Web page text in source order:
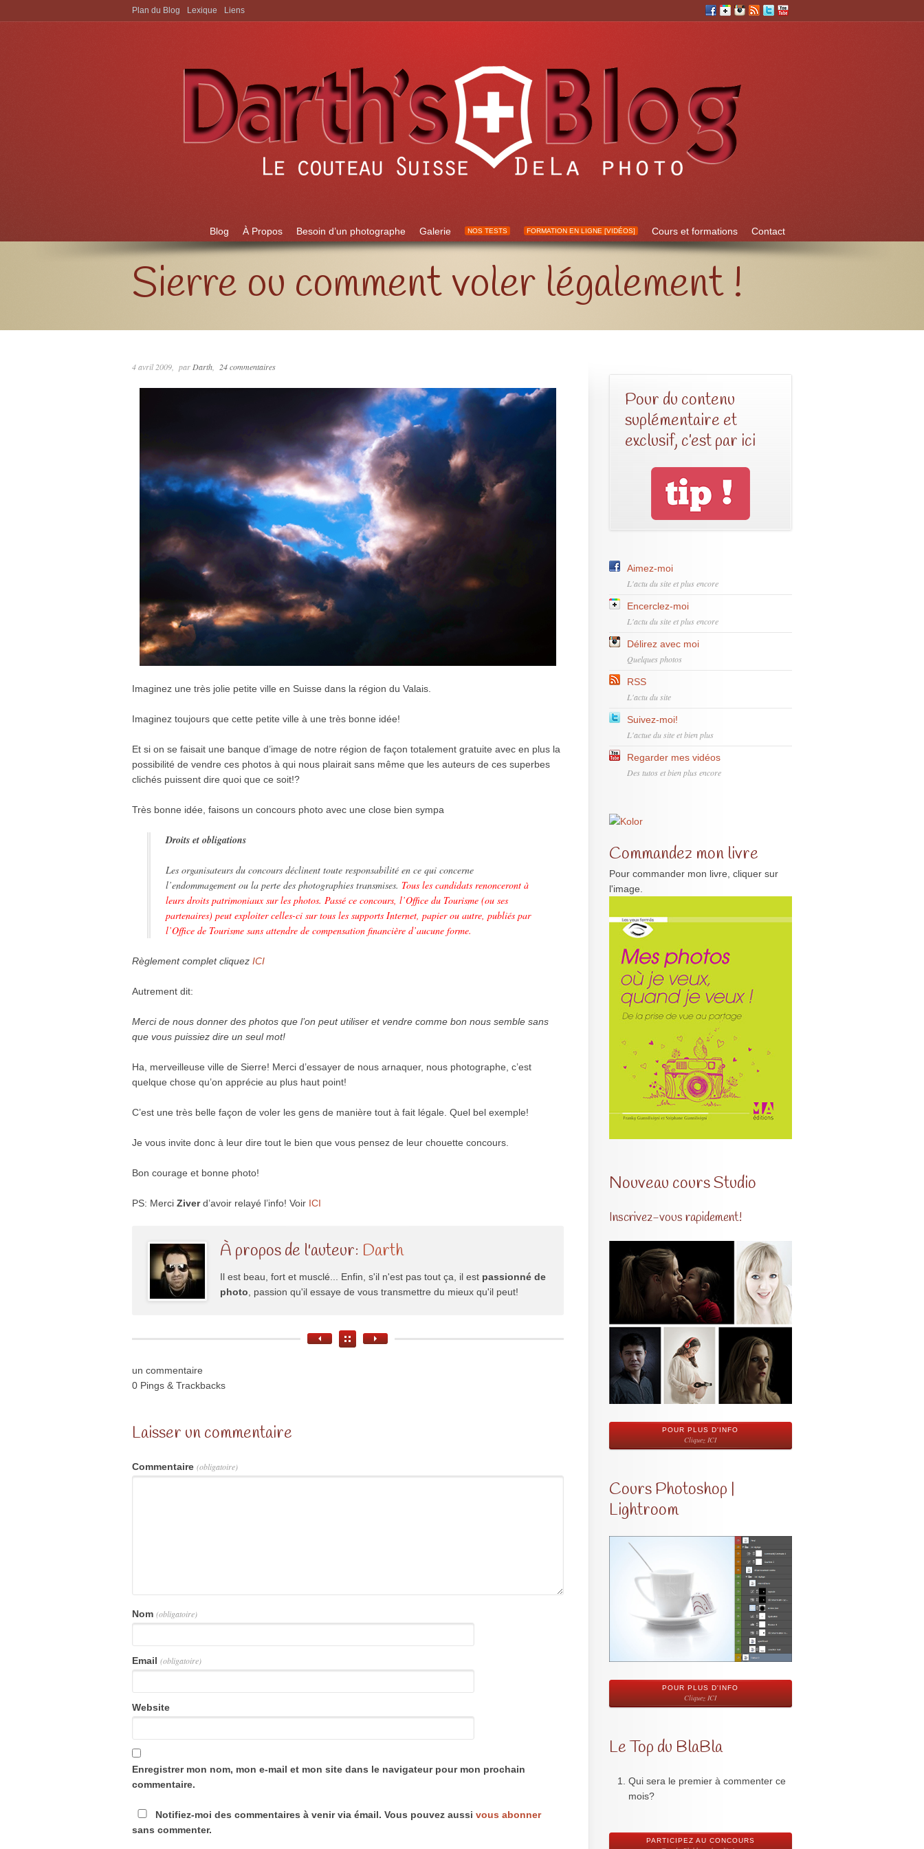
Aller à:
Blog À Propos Besoin d’un photographe Galerie NOS TESTS FORMATION EN LIGNE [VIDÉOS] Cours et formations Contact
Plan du Blog Lexique Liens
Sierre ou comment voler légalement !
4 avril 2009 par Darth 24 commentaires
Imaginez une très jolie petite ville en Suisse dans la région du Valais.
Imaginez toujours que cette petite ville à une très bonne idée!
Et si on se faisait une banque d’image de notre région de façon totalement gratuite avec en plus la
possibilité de vendre ces photos à qui nous plairait sans même que les auteurs de ces superbes
clichés puissent dire quoi que ce soit!?
Très bonne idée, faisons un concours photo avec une close bien sympa
Droits et obligations
Les organisateurs du concours déclinent toute responsabilité en ce qui concerne
l’endommagement ou la perte des photographies transmises. Tous les candidats renonceront à
leurs droits patrimoniaux sur les photos. Passé ce concours, l’Office du Tourisme (ou ses
partenaires) peut exploiter celles-ci sur tous les supports Internet, papier ou autre, publiés par
l’Office de Tourisme sans attendre de compensation financière d’aucune forme.
Règlement complet cliquez ICI
Autrement dit:
Merci de nous donner des photos que l’on peut utiliser et vendre comme bon nous semble sans
que vous puissiez dire un seul mot!
Ha, merveilleuse ville de Sierre! Merci d’essayer de nous arnaquer, nous photographe, c’est
quelque chose qu’on apprécie au plus haut point!
C’est une très belle façon de voler les gens de manière tout à fait légale. Quel bel exemple!
Je vous invite donc à leur dire tout le bien que vous pensez de leur chouette concours.
Bon courage et bonne photo!
PS: Merci Ziverd’avoir relayé l’info! Voir ICI
À propos de l'auteur: Darth
Il est beau, fort et musclé... Enfin, s'il n'est pas tout ça, il est passionné de
photo , passion qu'il essaye de vous transmettre du mieux qu'il peut!
un commentaire
0 Pings & Trackbacks
Laisser un commentaire
Commentaire (obligatoire)
Nom (obligatoire)
Email (obligatoire)
Website
Enregistrer mon nom, mon e-mail et mon site dans le navigateur pour mon prochain
commentaire.
Notifiez-moi des commentaires à venir via émail. Vous pouvez aussi vous abonner
sans commenter.
Pour du contenu
suplémentaire et
exclusif, c’est par ici
Aimez-moi
L'actu du site et plus encore
Encerclez-moi
L'actu du site et plus encore
Délirez avec moi
Quelques photos
RSS
L'actu du site
Suivez-moi!
L'actue du site et bien plus
Regarder mes vidéos
Des tutos et bien plus encore
Commandez mon livre
Pour commander mon livre, cliquer sur
l'image.
Nouveau cours Studio
Inscrivez-vous rapidement!
POUR PLUS D'INFO
Cliquez ICI
Cours Photoshop |
Lightroom
POUR PLUS D'INFO
Cliquez ICI
Le Top du BlaBla
Qui sera le premier à commenter ce
mois?
PARTICIPEZ AU CONCOURS